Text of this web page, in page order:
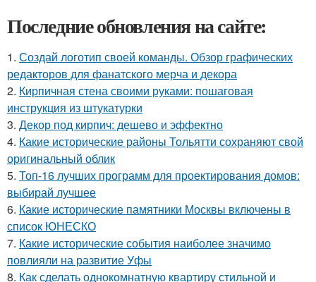
Последние обновления на сайте:
1. Создай логотип своей команды. Обзор графических
редакторов для фанатского мерча и декора
2. Кирпичная стена своими руками: пошаговая
инструкция из штукатурки
3. Декор под кирпич: дешево и эффектно
4. Какие исторические районы Тольятти сохраняют свой
оригинальный облик
5. Топ-16 лучших программ для проектирования домов:
выбирай лучшее
6. Какие исторические памятники Москвы включены в
список ЮНЕСКО
7. Какие исторические события наиболее значимо
повлияли на развитие Уфы
8. Как сделать однокомнатную квартиру стильной и